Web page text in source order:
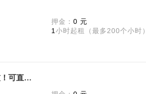
押金： 0 元
1 小时起租（最多200个小时）
《真人快打》终极版-全DLC! 商城清空-顶级体验，所有账号-已互加好友！可直接联机